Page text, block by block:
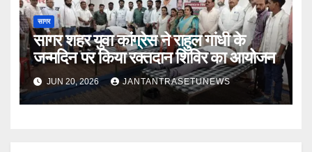
सागर
सागर शहर युवा कांग्रेस ने राहुल गांधी के
जन्मदिन पर किया रक्तदान शिविर का आयोजन
JUN 20, 2026 JANTANTRASETUNEWS